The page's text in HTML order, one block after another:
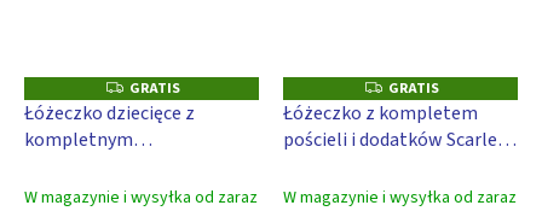
G
R
A
T
GRATIS
Łóżeczko dziecięce z
kompletnym
Gusto 120 x 60 cm - różowy
W magazynie i wysyłka od zaraz
G
R
A
T
GRATIS
Łóżeczko z kompletem
pościeli i dodatków Scarlett
W magazynie i wysyłka od zaraz